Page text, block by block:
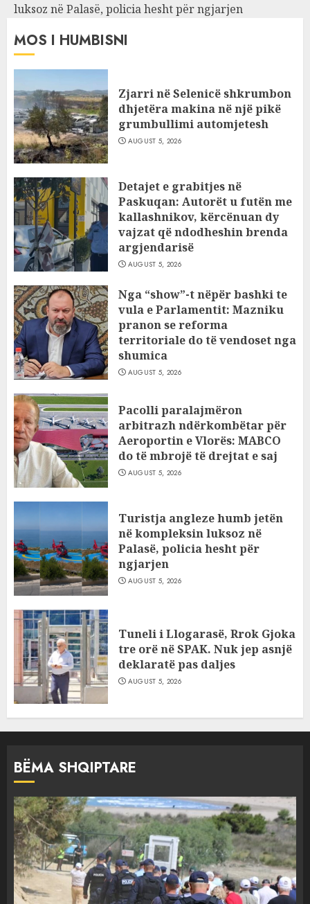
luksoz në Palasë, policia hesht për ngjarjen
MOS I HUMBISNI
Zjarri në Selenicë shkrumbon
dhjetëra makina në një pikë
grumbullimi automjetesh
AUGUST 5, 2026
Detajet e grabitjes në
Paskuqan: Autorët u futën me
kallashnikov, kërcënuan dy
vajzat që ndodheshin brenda
argjendarisë
AUGUST 5, 2026
Nga “show”-t nëpër bashki te
vula e Parlamentit: Mazniku
pranon se reforma
territoriale do të vendoset nga
shumica
AUGUST 5, 2026
Pacolli paralajmëron
arbitrazh ndërkombëtar për
Aeroportin e Vlorës: MABCO
do të mbrojë të drejtat e saj
AUGUST 5, 2026
Turistja angleze humb jetën
në kompleksin luksoz në
Palasë, policia hesht për
ngjarjen
AUGUST 5, 2026
Tuneli i Llogarasë, Rrok Gjoka
tre orë në SPAK. Nuk jep asnjë
deklaratë pas daljes
AUGUST 5, 2026
BËMA SHQIPTARE